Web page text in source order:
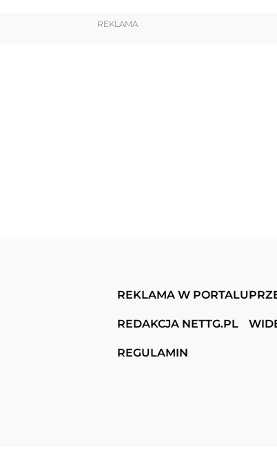
REKLAMA
REKLAMA W PORTALU
REDAKCJA NETTG.PL
REGULAMIN